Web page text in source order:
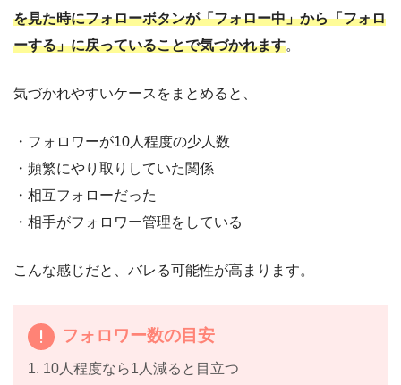
を見た時にフォローボタンが「フォロー中」から「フォロ
ーする」に戻っていることで気づかれます。
気づかれやすいケースをまとめると、
・フォロワーが10人程度の少人数
・頻繁にやり取りしていた関係
・相互フォローだった
・相手がフォロワー管理をしている
こんな感じだと、バレる可能性が高まります。
フォロワー数の目安
1. 10人程度なら1人減ると目立つ